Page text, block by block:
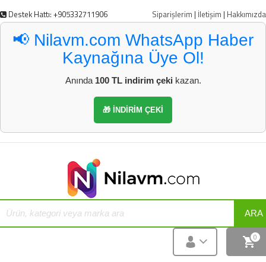
Destek Hattı: +905332711906 Siparişlerim | İletişim | Hakkımızda
📢 Nilavm.com WhatsApp Haber
Kaynağına Üye Ol!
Anında 100 TL indirim çeki kazan.
🎁 İNDİRİM ÇEKİ
ARA
0